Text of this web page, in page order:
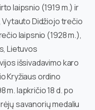
laipsnio (1919 m.) ir
Vytauto Didžiojo trečio
laipsnio (1928 m.),
Lietuvos
išsivadavimo karo
Kryžiaus ordino
m. lapkričio 18 d. po
savanorių medaliu